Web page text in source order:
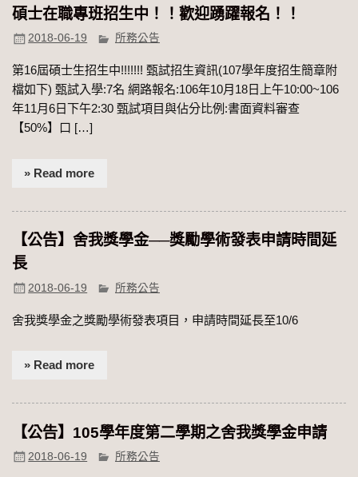
碩士在職專班招生中！！歡迎踴躍報名！！
2018-06-19 所務公告
第16屆碩士生招生中!!!!!!! 甄試招生資訊(107學年度招生簡章附
檔如下) 甄試入學:7名 網路報名:106年10月18日上午10:00~106
年11月6日下午2:30 甄試項目與佔分比例:書面資料審查
【50%】口 […]
» Read more
【公告】舍我獎學金──獎勵學術發表申請時間延
長
2018-06-19 所務公告
舍我獎學金之獎勵學術發表項目，申請時間延長至10/6
» Read more
【公告】105學年度第二學期之舍我獎學金申請
2018-06-19 所務公告